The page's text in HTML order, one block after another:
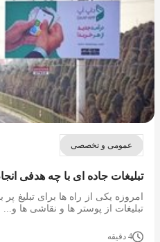
عمومی و تخصصی
تبلیغات جاده ای با چه هدفی
امروزه یکی از راه ها برای تبلیغ
تبلیغات از پوستر ها و نقاشی ها و...
4 دقیقه